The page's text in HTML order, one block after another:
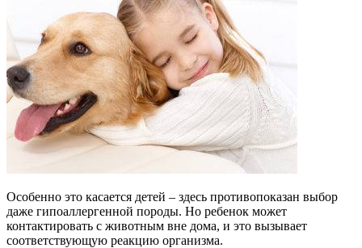
Особенно это касается детей – здесь противопоказан выбор
даже гипоаллергенной породы. Но ребенок может
контактировать с животным вне дома, и это вызывает
соответствующую реакцию организма.